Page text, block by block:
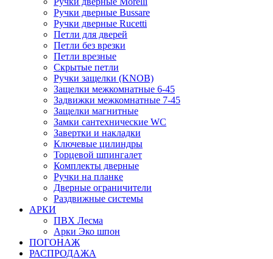
Ручки дверные Bussare
Ручки дверные Rucetti
Петли для дверей
Петли без врезки
Петли врезные
Скрытые петли
Ручки защелки (KNOB)
Защелки межкомнатные 6-45
Задвижки межкомнатные 7-45
Защелки магнитные
Замки сантехнические WC
Завертки и накладки
Ключевые цилиндры
Торцевой шпингалет
Комплекты дверные
Ручки на планке
Дверные ограничители
Раздвижные системы
АРКИ
ПВХ Лесма
Арки Эко шпон
ПОГОНАЖ
РАСПРОДАЖА